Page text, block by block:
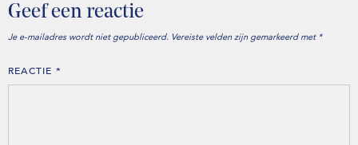
Geef een reactie
Je e-mailadres wordt niet gepubliceerd. Vereiste velden zijn gemarkeerd met *
REACTIE *